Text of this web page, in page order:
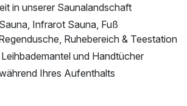
in unserer Saunalandschaft
Infrarot Sauna, Fuß
Ruhebereich & Teestation
und Handtücher
Ihres Aufenthalts